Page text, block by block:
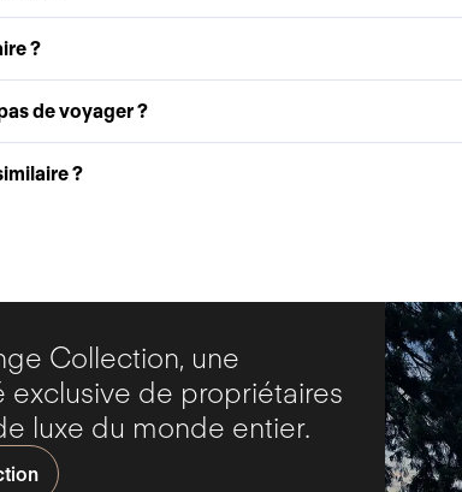
?
de voyager ?
?
Collection, une
exclusive de propriétaires
luxe du monde entier.